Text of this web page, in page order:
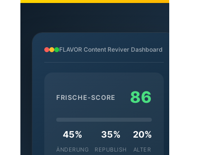
FLAVOR Content Reviver Dashboard
FRISCHE-SCORE 87
45%
ÄNDERUNG
35%
REPUBLISH
20%
ALTER